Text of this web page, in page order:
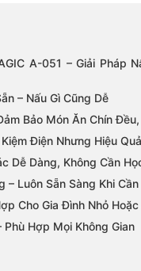
A-051 – Giải Pháp
– Nấu Gì Cũng Dễ
Bảo Món Ăn Chín
Điện Nhưng Hiệu Quả
Dễ Dàng, Không Cần
– Luôn Sẵn Sàng Khi Cần
Cho Gia Đình Nhỏ
Phù Hợp Mọi Không Gian